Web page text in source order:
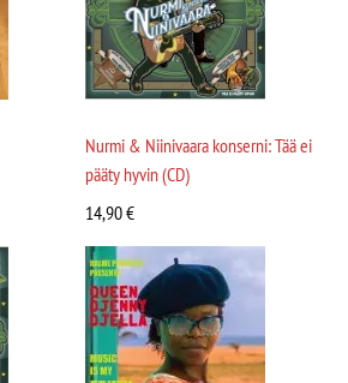
Nurmi & Niinivaara konserni: Tää ei
pääty hyvin (CD)
14,90€